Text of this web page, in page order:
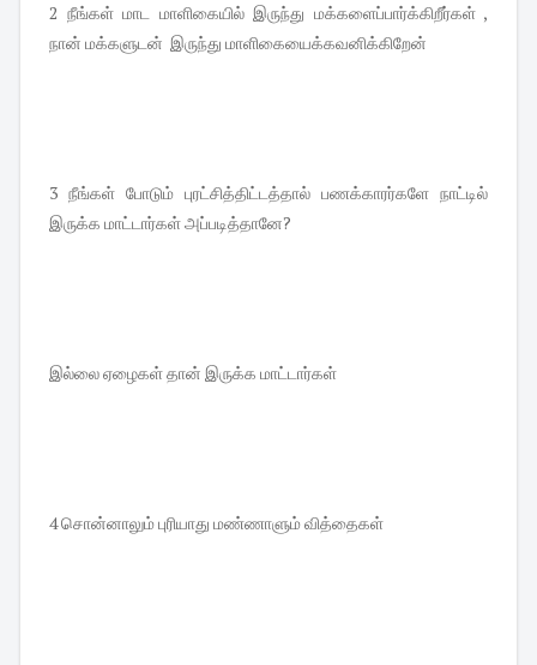
2 நீங்கள் மாட மாளிகையில் இருந்து மக்களைப்பார்க்கிறீர்கள் ,
நான் மக்களுடன் இருந்து மாளிகையைக்கவனிக்கிறேன்
3 நீங்கள் போடும் புரட்சித்திட்டத்தால் பணக்காரர்களே நாட்டில்
இருக்க மாட்டார்கள் அப்படித்தானே?
இல்லை ஏழைகள் தான் இருக்க மாட்டார்கள்
4 சொன்னாலும் புரியாது மண்ணாளும் வித்தைகள்